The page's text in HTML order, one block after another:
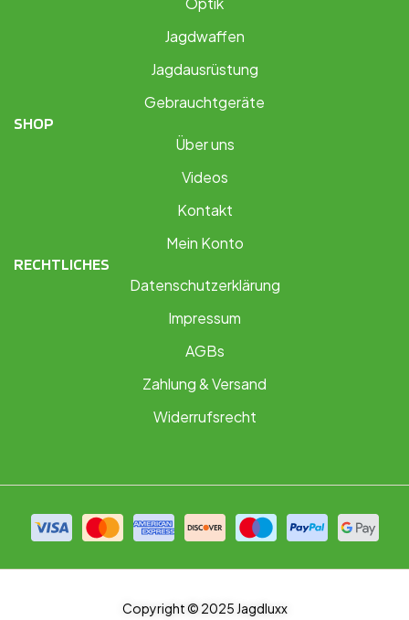
Jagdwaffen
Jagdausrüstung
Gebrauchtgeräte
SHOP
Über uns
Videos
Kontakt
Mein Konto
RECHTLICHES
Datenschutzerklärung
Impressum
AGBs
Zahlung & Versand
Widerrufsrecht
Copyright © 2025 Jagdluxx